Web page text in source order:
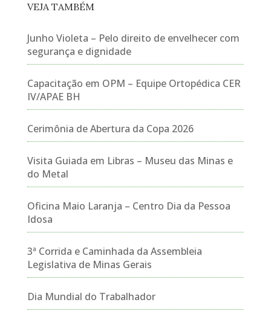
VEJA TAMBÉM
Junho Violeta – Pelo direito de envelhecer com
segurança e dignidade
Capacitação em OPM – Equipe Ortopédica CER
IV/APAE BH
Cerimônia de Abertura da Copa 2026
Visita Guiada em Libras – Museu das Minas e
do Metal
Oficina Maio Laranja – Centro Dia da Pessoa
Idosa
3ª Corrida e Caminhada da Assembleia
Legislativa de Minas Gerais
Dia Mundial do Trabalhador